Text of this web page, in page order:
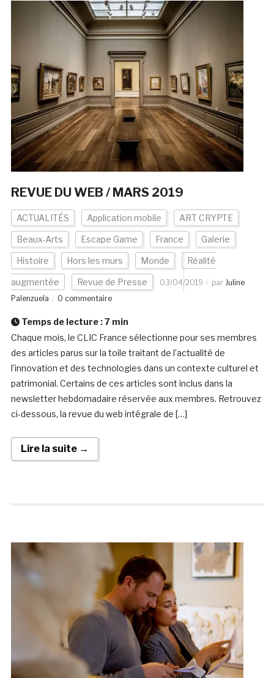
REVUE DU WEB / MARS 2019
ACTUALITÉS Application mobile ART CRYPTE
Beaux-Arts Escape Game France Galerie
Histoire Hors les murs Monde Réalité
augmentée Revue de Presse 03/04/2019 par Juline
Palenzuela
0 commentaire
Temps de lecture :7 min
Chaque mois, le CLIC France sélectionne pour ses membres
des articles parus sur la toile traitant de l’actualité de
l’innovation et des technologies dans un contexte culturel et
patrimonial. Certains de ces articles sont inclus dans la
newsletter hebdomadaire réservée aux membres. Retrouvez
ci-dessous, la revue du web intégrale de […]
Lire la suite →